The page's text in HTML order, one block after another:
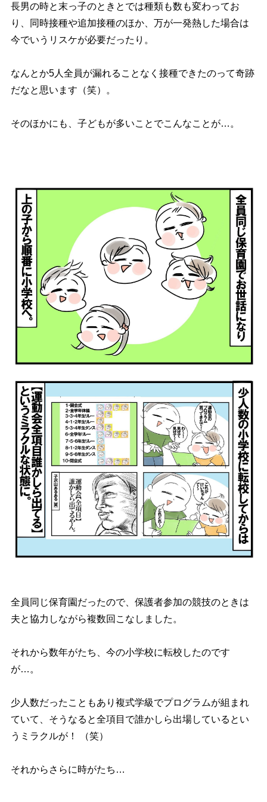
長男の時と末っ子のときとでは種類も数も変わってお
り、同時接種や追加接種のほか、万が一発熱した場合は
今でいうリスケが必要だったり。
なんとか5人全員が漏れることなく接種できたのって奇跡
だなと思います（笑）。
そのほかにも、子どもが多いことでこんなことが…。
全員同じ保育園だったので、保護者参加の競技のときは
夫と協力しながら複数回こなしました。
それから数年がたち、今の小学校に転校したのです
が…。
少人数だったこともあり複式学級でプログラムが組まれ
ていて、そうなると全項目で誰かしら出場しているとい
うミラクルが！ （笑）
それからさらに時がたち…